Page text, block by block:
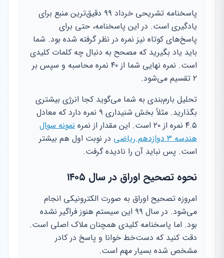
پاسخنامه تشریحی خرداد ۹۹ دقیق‌ترین منبع برای
یادگیری است. در این پاسخنامه، حتی برای
پاسخ‌های کوتاه نیز نمره در نظر گرفته شده بود. شما
باید یاد بگیرید که مصحح به دنبال چه کلمات کلیدی
است. نمره نهایی شما از ۴۰ نمره محاسبه و سپس بر
۲ تقسیم می‌شود.
تحلیل بارم‌بندی به شما می‌گوید کجا انرژی بیشتری
بگذارید. مثلاً بخش شنیداری ۹ نمره دارد که معادل
۴.۵ نمره از ۲۰ است. این مقدار از نمره
نمونه سوال
هندسه ۳ دوازدهم ریاضی
در نوبت اول هم بیشتر
است. پس نباید آن را نادیده گرفت.
نحوه تصحیح اوراق در سال ۱۴۰۵
امروزه تصحیح اوراق به صورت الکترونیکی انجام
می‌شود. در سال ۹۹ این سیستم هنوز فراگیر نشده
بود. اما پاسخنامه کلیدی همچنان ملاک اصلی است.
دقت کنید که دست‌خط خوانا و پاسخ در کادر
مشخص شده بسیار مهم است.